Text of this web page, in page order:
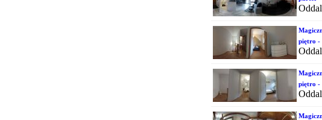
piętro -
piętro -